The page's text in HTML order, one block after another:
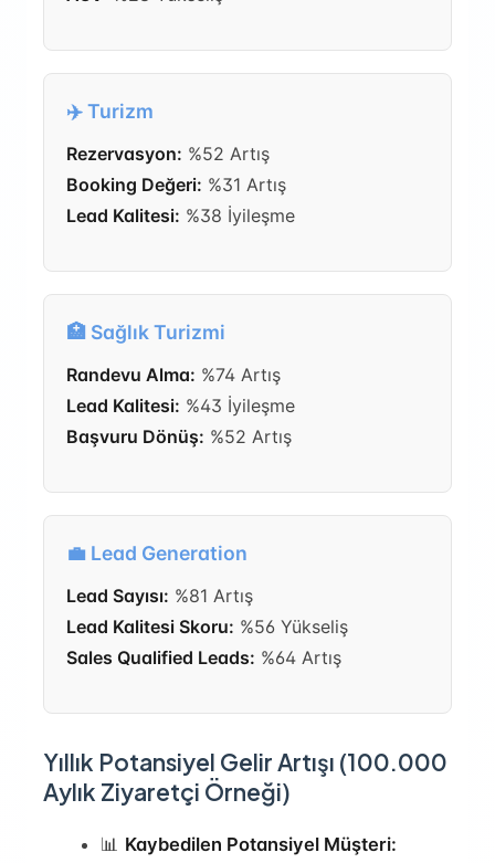
✈️ Turizm
Rezervasyon: %52 Artış
Booking Değeri: %31 Artış
Lead Kalitesi: %38 İyileşme
🏥 Sağlık Turizmi
Randevu Alma: %74 Artış
Lead Kalitesi: %43 İyileşme
Başvuru Dönüş: %52 Artış
💼 Lead Generation
Lead Sayısı: %81 Artış
Lead Kalitesi Skoru: %56 Yükseliş
Sales Qualified Leads: %64 Artış
Yıllık Potansiyel Gelir Artışı (100.000
Aylık Ziyaretçi Örneği)
📊 Kaybedilen Potansiyel Müşteri: